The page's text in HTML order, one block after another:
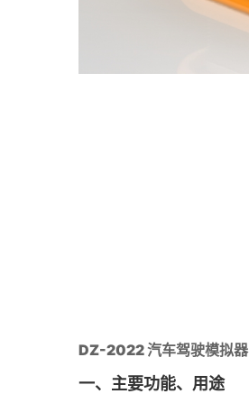
DZ-2022 汽车驾驶模拟器
一、主要功能、用途